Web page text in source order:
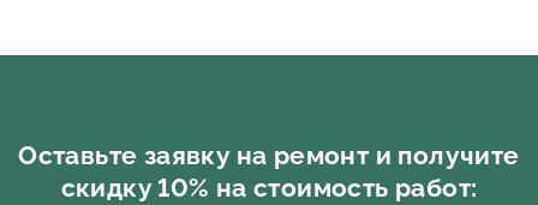
Оставьте заявку на ремонт и получите
скидку 10% на стоимость работ: